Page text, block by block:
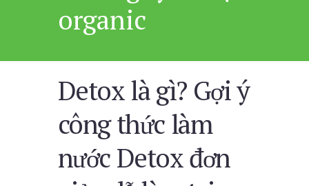
organic
Detox là gì? Gợi ý
công thức làm
nước Detox đơn